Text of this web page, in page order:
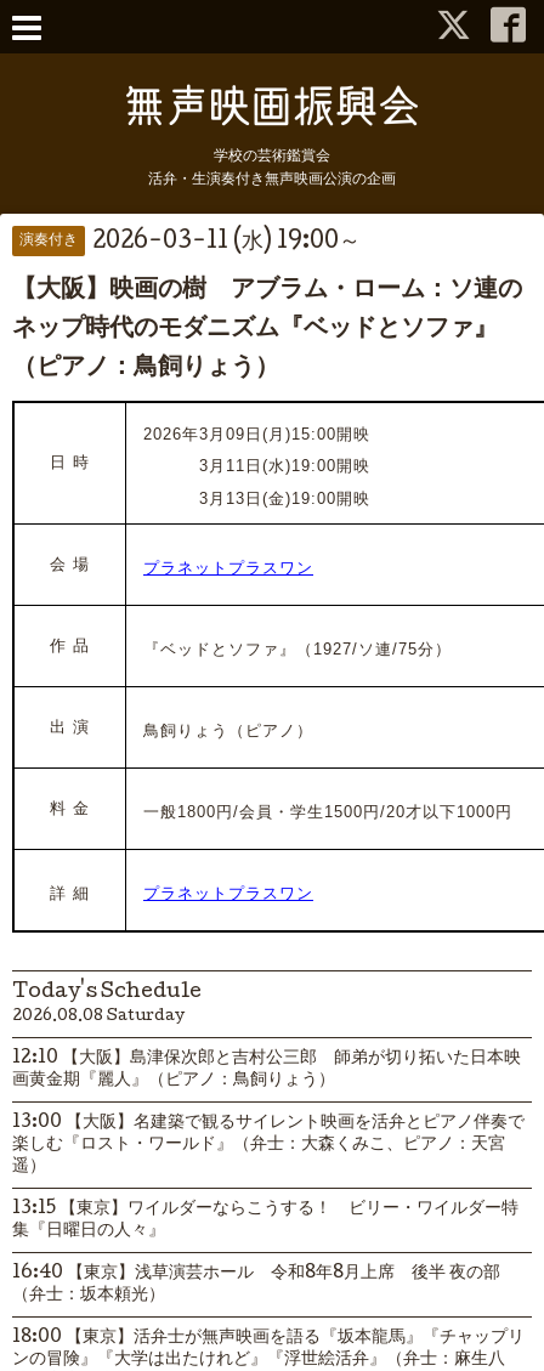
学校の芸術鑑賞会
活弁・生演奏付き無声映画公演の企画
演奏付き 2026-03-11 (水) 19:00～
【大阪】映画の樹 アブラム・ローム：ソ連の
ネップ時代のモダニズム『ベッドとソファ』
（ピアノ：鳥飼りょう）
日 時
2026年3月09日(月)15:00開映
3月11日(水)19:00開映
3月13日(金)19:00開映
会 場 プラネットプラスワン
作 品 『ベッドとソファ』（1927/ソ連/75分）
出 演 鳥飼りょう（ピアノ）
料 金 一般1800円/会員・学生1500円/20才以下1000円
詳 細 プラネットプラスワン
Today's Schedule
2026.08.08 Saturday
12:10 【大阪】島津保次郎と吉村公三郎 師弟が切り拓いた日本映
画黄金期『麗人』（ピアノ：鳥飼りょう）
13:00 【大阪】名建築で観るサイレント映画を活弁とピアノ伴奏で
楽しむ『ロスト・ワールド』（弁士：大森くみこ、ピアノ：天宮
遥）
13:15 【東京】ワイルダーならこうする！ ビリー・ワイルダー特
集『日曜日の人々』
16:40 【東京】浅草演芸ホール 令和8年8月上席 後半 夜の部
（弁士：坂本頼光）
18:00 【東京】活弁士が無声映画を語る『坂本龍馬』『チャップリ
ンの冒険』『大学は出たけれど』『浮世絵活弁』（弁士：麻生八